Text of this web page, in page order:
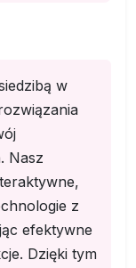
w
Nasz
z
efektywne
Dzięki tym